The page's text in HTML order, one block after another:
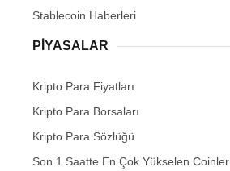
Stablecoin Haberleri
PIYASALAR
Kripto Para Fiyatları
Kripto Para Borsaları
Kripto Para Sözlüğü
Son 1 Saatte En Çok Yükselen Coinler